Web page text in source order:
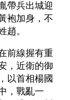
帶兵出城迎
袍加身，不
趙。
前線握有重
，近衛的御
以首相楊國
，戰亂一